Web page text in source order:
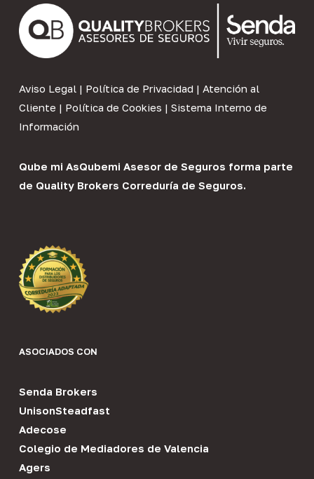
Aviso Legal| Política de Privacidad | Atención al
Cliente | Política de Cookies | Sistema Interno de
Información
Qube mi AsQubemi Asesor de Seguros forma parte
de Quality Brokers Correduría de Seguros.
ASOCIADOS CON
Senda Brokers
UnisonSteadfast
Adecose
Colegio de Mediadores de Valencia
Agers